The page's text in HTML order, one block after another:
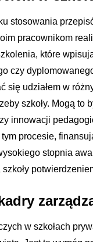
stosowania
pracownikom
które
czy
się udziałem w
szkoły. Mogą to
innowacji
procesie,
stopnia
w szkołach